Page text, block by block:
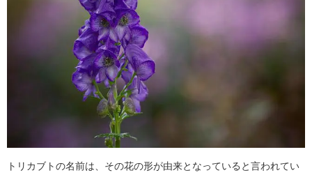
トリカブトの名前は、その花の形が由来となっていると言われてい